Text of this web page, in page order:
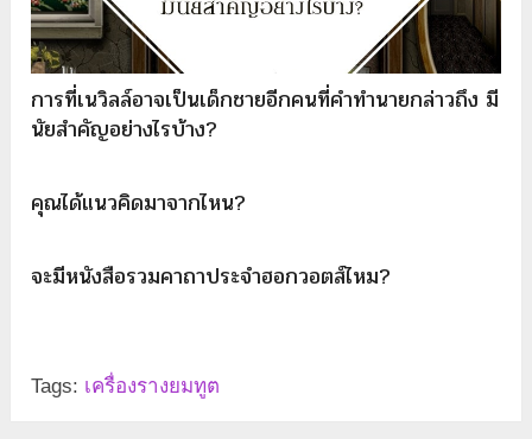
การที่เนวิลล์อาจเป็นเด็กชายอีกคนที่คำทำนายกล่าวถึง มี
นัยสำคัญอย่างไรบ้าง?
คุณได้แนวคิดมาจากไหน?
จะมีหนังสือรวมคาถาประจำฮอกวอตส์ไหม?
Tags: เครื่องรางยมทูต